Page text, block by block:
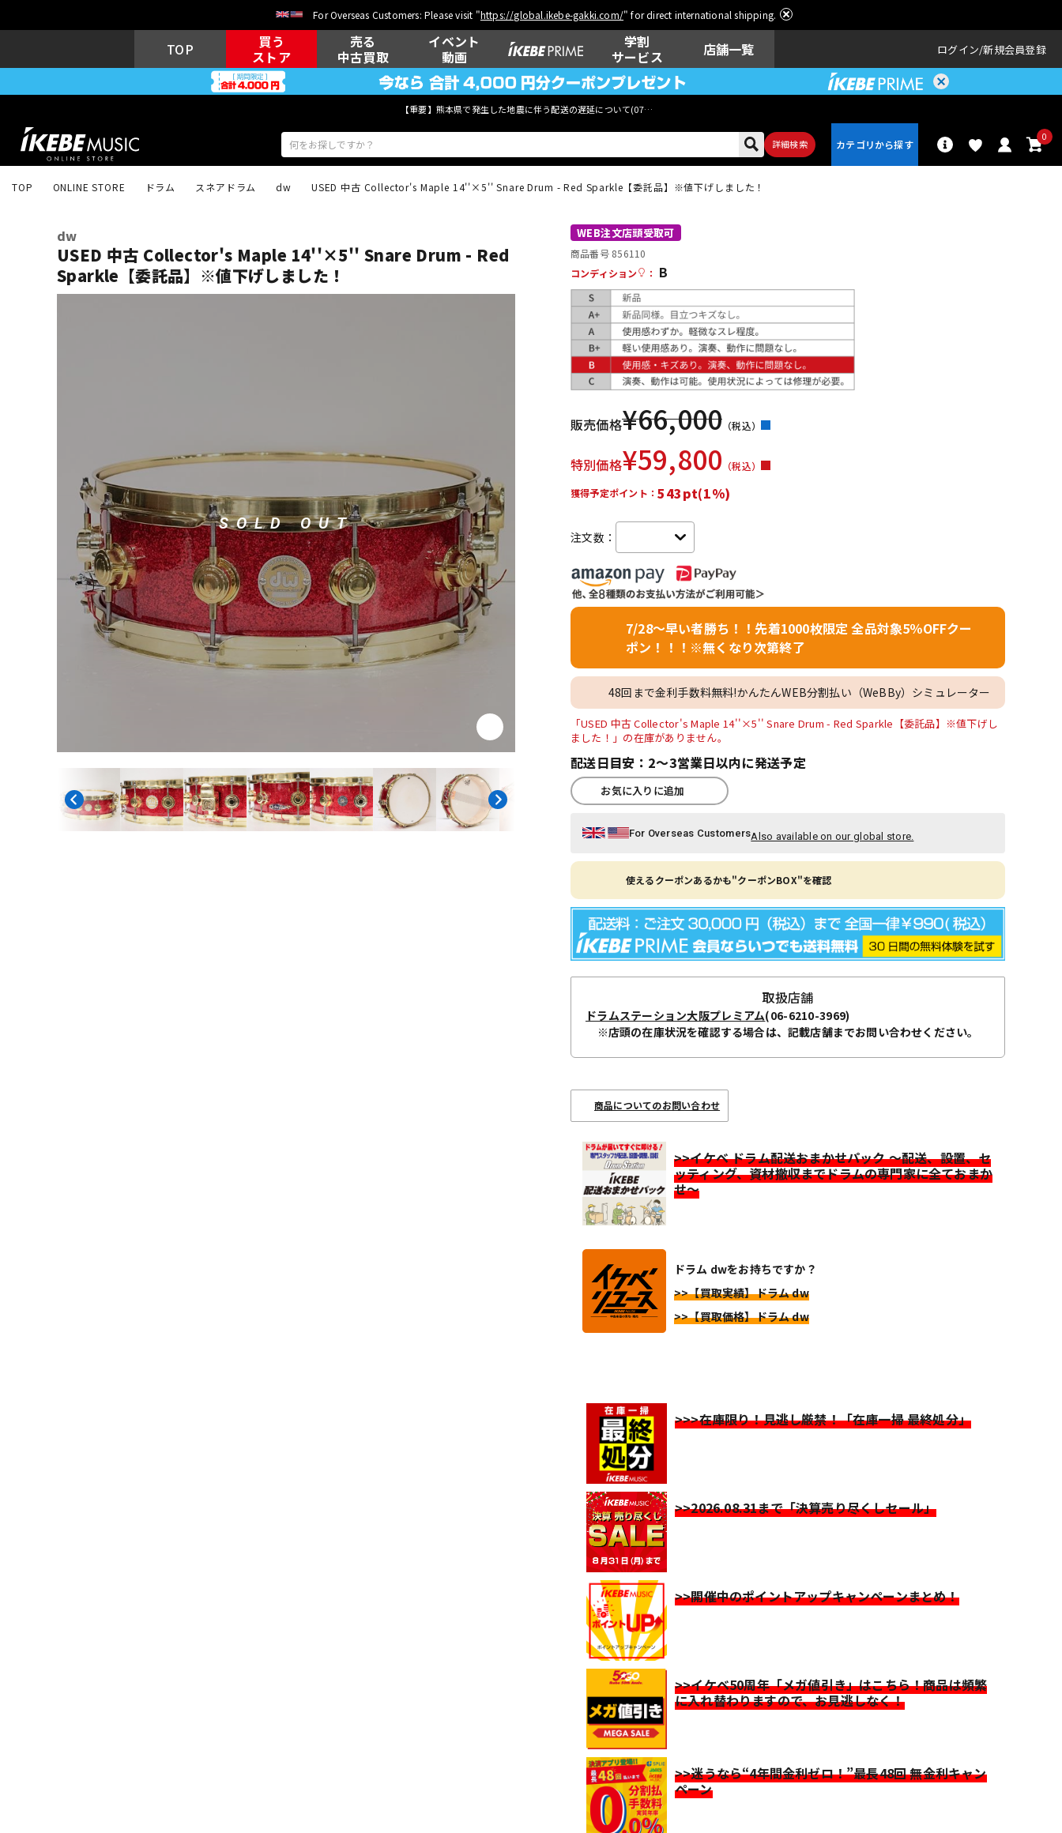
For Overseas Customers: Please visit "https://global.ikebe-gakki.com/" for direct international shipping.
TOP
買う
ストア
売る
中古買取
イベント
動画
学割
サービス
店舗一覧 ログイン 新規会員登録
【重要】熊本県で発生した地震に伴う配送の遅延について(07月29日
詳細検索
0
ウクレレ
キーボード 電子ピアノ 管楽器 その他楽器
レコーディン
グ機器
配信/ライブ
機器
TOP ONLINE STORE ドラム スネアドラム dw USED 中古 Collector's Maple 14''×5'' Snare Drum - Red Sparkle【委託品】※値下げしました！
dw
USED 中古 Collector's Maple 14''×5'' Snare Drum - Red
Sparkle【委託品】※値下げしました！
SOLD OUT
WEB注文店頭受取可
商品番号 856110
コンディション
： B
販売価格¥66,000 （税込）
特別価格¥59,800 （税込）
獲得予定ポイント： 543pt(1%)
注文数：
7/28～早い者勝ち！！先着1000枚限定 全品対象5％OFFクー
ポン！！！※無くなり次第終了
48回まで金利手数料無料!かんたんWEB分割払い（WeBBy）シミュレーター
「USED 中古 Collector's Maple 14''×5'' Snare Drum - Red Sparkle【委託品】※値下げし
ました！」の在庫がありません。
配送日目安：2～3営業日以内に発送予定
お気に入りに追加
For Overseas CustomersAlso available on our global store.
使えるクーポンあるかも"クーポンBOX"を確認
取扱店舗
ドラムステーション大阪プレミアム(06-6210-3969)
※店頭の在庫状況を確認する場合は、記載店舗までお問い合わせください。
商品についてのお問い合わせ
>>イケベ ドラム配送おまかせパック ～配送、設置、セ
ッティング、資材撤収までドラムの専門家に全ておまか
せ～
ドラム dwをお持ちですか？
>>【買取実績】ドラム dw
>>【買取価格】ドラム dw
>>>在庫限り！見逃し厳禁！「在庫一掃 最終処分」
>>2026.08.31まで「決算売り尽くしセール」
>>開催中のポイントアップキャンペーンまとめ！
>>イケベ50周年「メガ値引き」はこちら！商品は頻繁
に入れ替わりますので、お見逃しなく！
>>迷うなら“4年間金利ゼロ！”最長48回 無金利キャン
ペーン